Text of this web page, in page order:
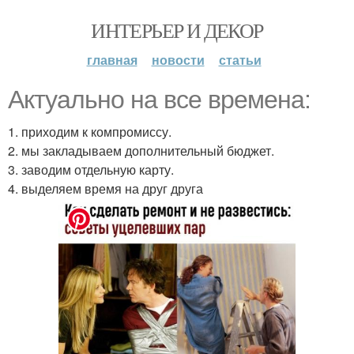
ИНТЕРЬЕР И ДЕКОР
главная новости статьи
Актуально на все времена:
1. приходим к компромиссу.
2. мы закладываем дополнительный бюджет.
3. заводим отдельную карту.
4. выделяем время на друг друга